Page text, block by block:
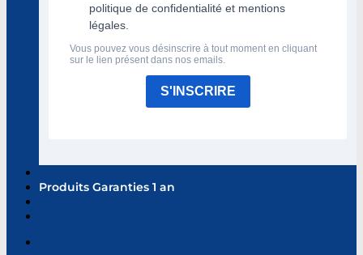
politique de confidentialité et mentions
légales.
Vous pouvez vous désinscrire à tout moment en cliquant
sur le lien présent dans nos emails.
S'INSCRIRE
Produits Garanties 1 an